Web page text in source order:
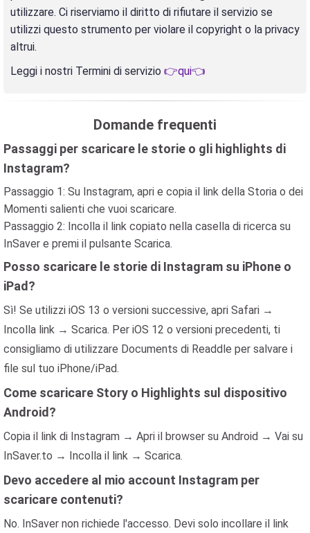
utilizzare. Ci riserviamo il diritto di rifiutare il servizio se
utilizzi questo strumento per violare il copyright o la privacy
altrui.
Leggi i nostri Termini di servizio 👉qui👈
Domande frequenti
Passaggi per scaricare le storie o gli highlights di
Instagram?
Passaggio 1: Su Instagram, apri e copia il link della Storia o dei
Momenti salienti che vuoi scaricare.
Passaggio 2: Incolla il link copiato nella casella di ricerca su
InSaver e premi il pulsante Scarica.
Posso scaricare le storie di Instagram su iPhone o
iPad?
Sì! Se utilizzi iOS 13 o versioni successive, apri Safari →
Incolla link → Scarica. Per iOS 12 o versioni precedenti, ti
consigliamo di utilizzare Documents di Readdle per salvare i
file sul tuo iPhone/iPad.
Come scaricare Story o Highlights sul dispositivo
Android?
Copia il link di Instagram → Apri il browser su Android → Vai su
InSaver.to → Incolla il link → Scarica.
Devo accedere al mio account Instagram per
scaricare contenuti?
No. InSaver non richiede l'accesso. Devi solo incollare il link